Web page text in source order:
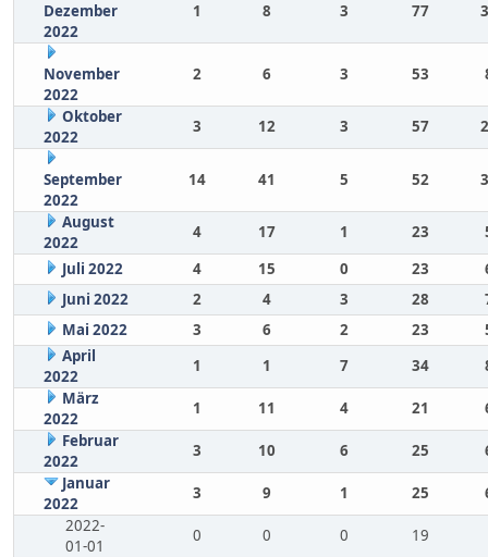
Dezember
2022
1 8 3 77
November
2022
2 6 3 53
Oktober
2022
3 12 3 57
September
2022
14 41 5 52
August
2022
4 17 1 23
Juli 2022
4 15 0 23
Juni 2022
2 4 3 28
Mai 2022
3 6 2 23
April
2022
1 1 7 34
März
2022
1 11 4 21
Februar
2022
3 10 6 25
Januar
2022
3 9 1 25
2022-
01-01
0 0 0
19